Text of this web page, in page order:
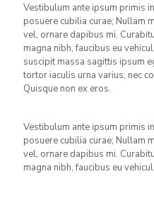
Vestibulum ante ipsum primis
posuere cubilia curae; Nullam
vel, ornare dapibus mi.
magna nibh, faucibus eu
suscipit massa sagittis ipsum
tortor iaculis urna varius, nec
Quisque non ex eros.
Vestibulum ante ipsum primis
posuere cubilia curae; Nullam
vel, ornare dapibus mi.
magna nibh, faucibus eu